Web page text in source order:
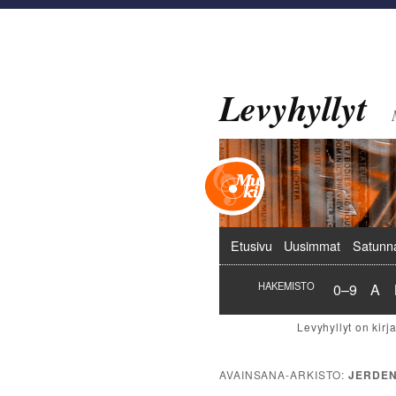
Levyhyllyt
Päävalikko
Etusivu Uusimmat
HAKEMISTO 0–9 A
AVAINSANA-ARKISTO: